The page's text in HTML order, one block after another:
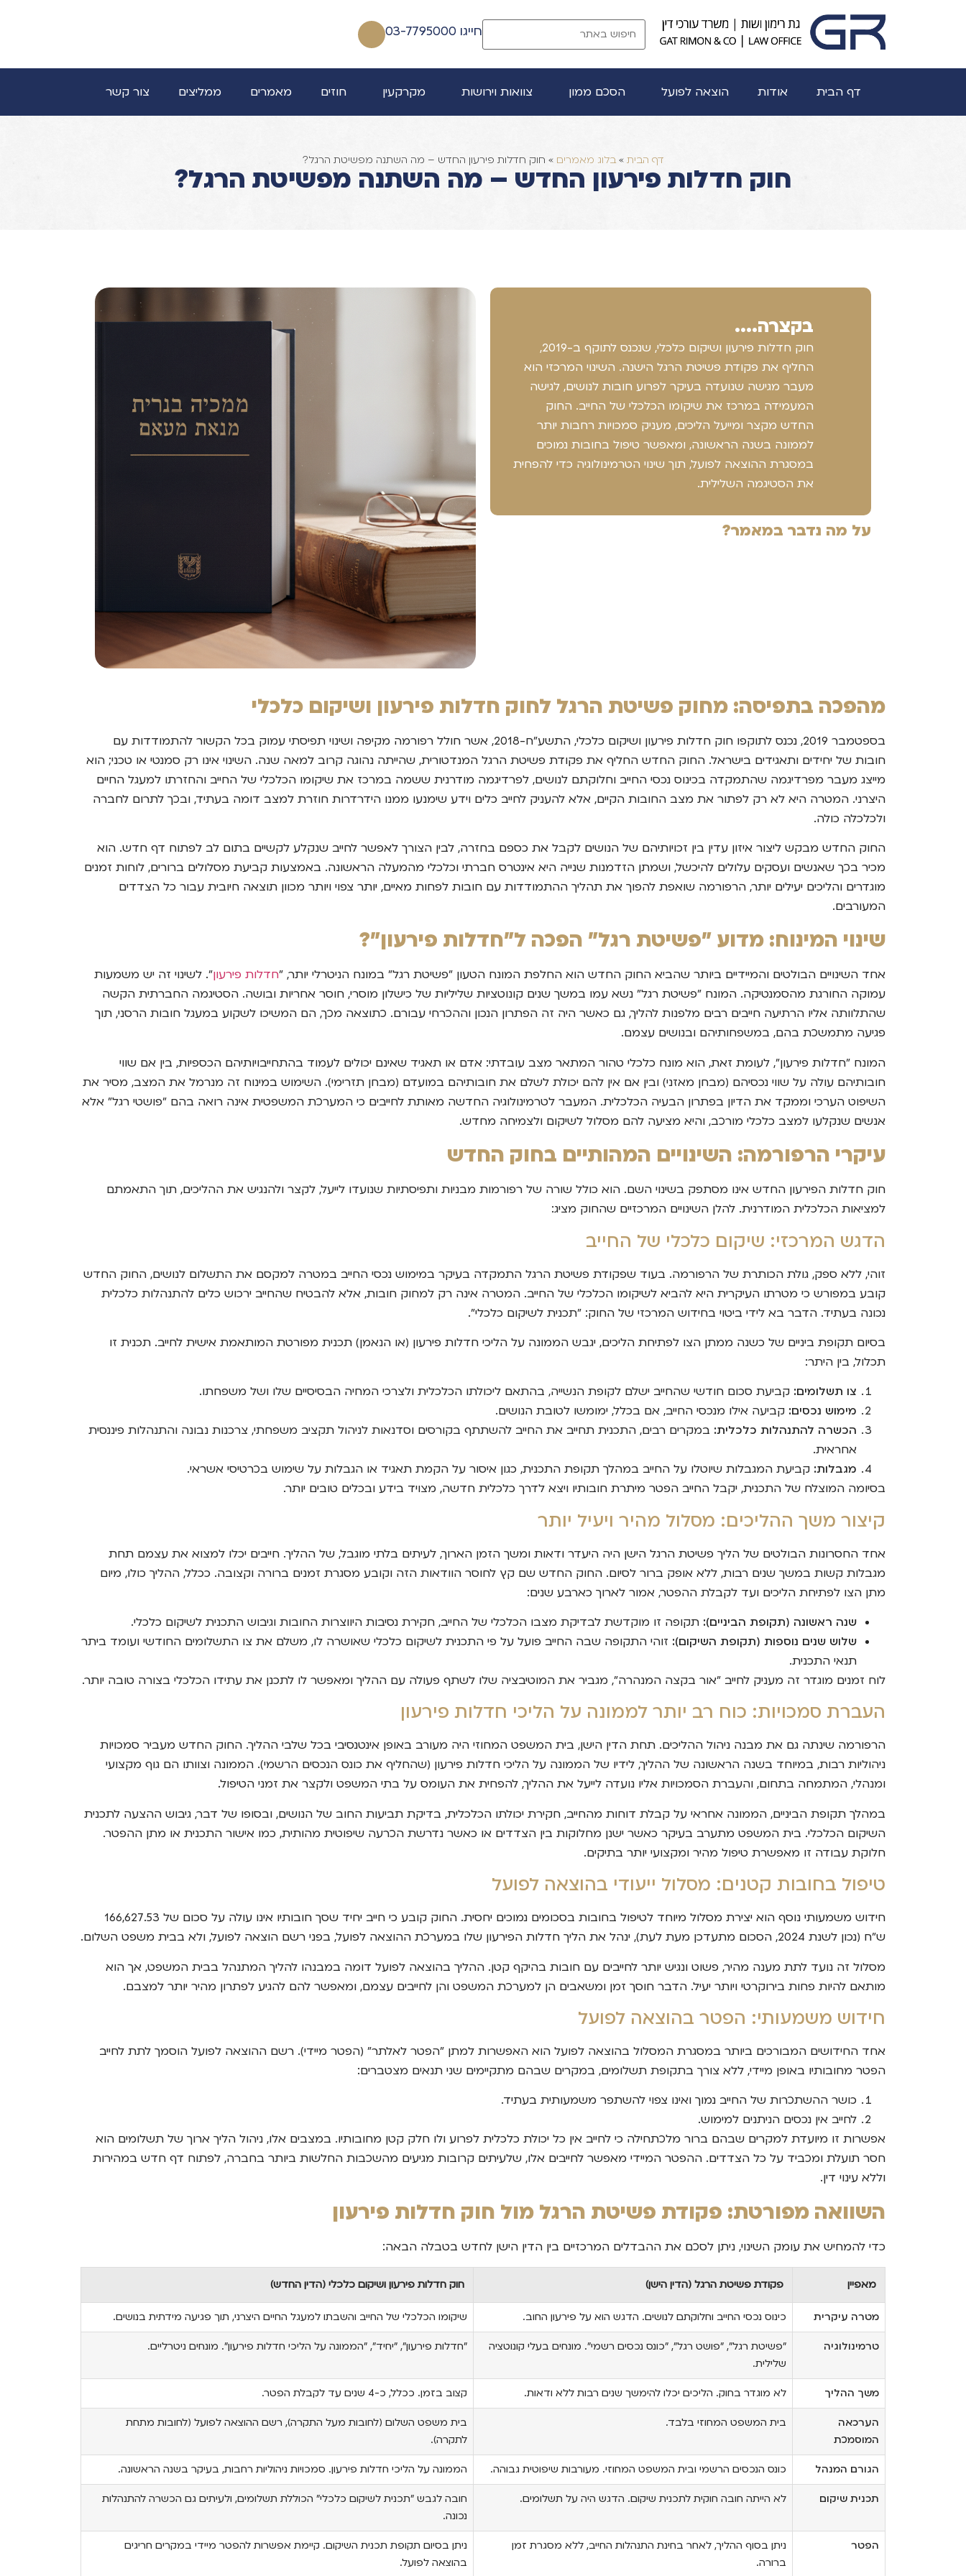
חייגו 03-7795000
דף הבית אודות הוצאה לפועל הסכם ממון צוואות וירושות מקרקעין חוזים מאמרים ממליצים צור קשר
דף הבית »בלוג מאמרים » חוק חדלות פירעון החדש – מה השתנה מפשיטת הרגל?
חוק חדלות פירעון החדש – מה השתנה מפשיטת הרגל?
בקצרה....
חוק חדלות פירעון ושיקום כלכלי, שנכנס לתוקף ב-2019,
החליף את פקודת פשיטת הרגל הישנה. השינוי המרכזי הוא
מעבר מגישה שנועדה בעיקר לפרוע חובות לנושים, לגישה
המעמידה במרכז את שיקומו הכלכלי של החייב. החוק
החדש מקצר ומייעל הליכים, מעניק סמכויות רחבות יותר
לממונה בשנה הראשונה, ומאפשר טיפול בחובות נמוכים
במסגרת ההוצאה לפועל, תוך שינוי הטרמינולוגיה כדי להפחית
את הסטיגמה השלילית.
על מה נדבר במאמר?
מהפכה בתפיסה: מחוק פשיטת הרגל לחוק חדלות פירעון ושיקום כלכלי
בספטמבר 2019, נכנס לתוקפו חוק חדלות פירעון ושיקום כלכלי, התשע"ח-2018, אשר חולל רפורמה מקיפה ושינוי תפיסתי עמוק בכל הקשור להתמודדות עם
חובות של יחידים ותאגידים בישראל. החוק החדש החליף את פקודת פשיטת הרגל המנדטורית, שהייתה נהוגה קרוב למאה שנה. השינוי אינו רק סמנטי או טכני; הוא
מייצג מעבר מפרדיגמה שהתמקדה בכינוס נכסי החייב וחלוקתם לנושים, לפרדיגמה מודרנית ששמה במרכז את שיקומו הכלכלי של החייב והחזרתו למעגל החיים
היצרני. המטרה היא לא רק לפתור את מצב החובות הקיים, אלא להעניק לחייב כלים וידע שימנעו ממנו הידרדרות חוזרת למצב דומה בעתיד, ובכך לתרום לחברה
ולכלכלה כולה.
החוק החדש מבקש ליצור איזון עדין בין זכויותיהם של הנושים לקבל את כספם בחזרה, לבין הצורך לאפשר לחייב שנקלע לקשיים בתום לב לפתוח דף חדש. הוא
מכיר בכך שאנשים ועסקים עלולים להיכשל, ושמתן הזדמנות שנייה היא אינטרס חברתי וכלכלי מהמעלה הראשונה. באמצעות קביעת מסלולים ברורים, לוחות זמנים
מוגדרים והליכים יעילים יותר, הרפורמה שואפת להפוך את תהליך ההתמודדות עם חובות לפחות מאיים, יותר צפוי ויותר מכוון תוצאה חיובית עבור כל הצדדים
המעורבים.
שינוי המינוח: מדוע "פשיטת רגל" הפכה ל"חדלות פירעון"?
אחד השינויים הבולטים והמיידיים ביותר שהביא החוק החדש הוא החלפת המונח הטעון "פשיטת רגל" במונח הניטרלי יותר, "חדלות פירעון". לשינוי זה יש משמעות
עמוקה החורגת מהסמנטיקה. המונח "פשיטת רגל" נשא עמו במשך שנים קונוטציות שליליות של כישלון מוסרי, חוסר אחריות ובושה. הסטיגמה החברתית הקשה
שהתלוותה אליו הרתיעה חייבים רבים מלפנות להליך, גם כאשר היה זה הפתרון הנכון וההכרחי עבורם. כתוצאה מכך, הם המשיכו לשקוע במעגל חובות הרסני, תוך
פגיעה מתמשכת בהם, במשפחותיהם ובנושים עצמם.
המונח "חדלות פירעון", לעומת זאת, הוא מונח כלכלי טהור המתאר מצב עובדתי: אדם או תאגיד שאינם יכולים לעמוד בהתחייבויותיהם הכספיות, בין אם שווי
חובותיהם עולה על שווי נכסיהם (מבחן מאזני) ובין אם אין להם יכולת לשלם את חובותיהם במועדם (מבחן תזרימי). השימוש במינוח זה מנרמל את המצב, מסיר את
השיפוט הערכי וממקד את הדיון בפתרון הבעיה הכלכלית. המעבר לטרמינולוגיה החדשה מאותת לחייבים כי המערכת המשפטית אינה רואה בהם "פושטי רגל" אלא
אנשים שנקלעו למצב כלכלי מורכב, והיא מציעה להם מסלול לשיקום ולצמיחה מחדש.
עיקרי הרפורמה: השינויים המהותיים בחוק החדש
חוק חדלות הפירעון החדש אינו מסתפק בשינוי השם. הוא כולל שורה של רפורמות מבניות ותפיסתיות שנועדו לייעל, לקצר ולהנגיש את ההליכים, תוך התאמתם
למציאות הכלכלית המודרנית. להלן השינויים המרכזיים שהחוק מציג:
הדגש המרכזי: שיקום כלכלי של החייב
זוהי, ללא ספק, גולת הכותרת של הרפורמה. בעוד שפקודת פשיטת הרגל התמקדה בעיקר במימוש נכסי החייב במטרה למקסם את התשלום לנושים, החוק החדש
קובע במפורש כי מטרתו העיקרית היא להביא לשיקומו הכלכלי של החייב. המטרה אינה רק למחוק חובות, אלא להבטיח שהחייב ירכוש כלים להתנהלות כלכלית
נכונה בעתיד. הדבר בא לידי ביטוי בחידוש המרכזי של החוק: "תכנית לשיקום כלכלי".
בסיום תקופת ביניים של כשנה ממתן הצו לפתיחת הליכים, יגבש הממונה על הליכי חדלות פירעון (או הנאמן) תכנית מפורטת המותאמת אישית לחייב. תכנית זו
תכלול, בין היתר:
צו תשלומים: קביעת סכום חודשי שהחייב ישלם לקופת הנשייה, בהתאם ליכולתו הכלכלית ולצרכי המחיה הבסיסיים שלו ושל משפחתו.
מימוש נכסים: קביעה אילו מנכסי החייב, אם בכלל, ימומשו לטובת הנושים.
הכשרה להתנהלות כלכלית: במקרים רבים, התכנית תחייב את החייב להשתתף בקורסים וסדנאות לניהול תקציב משפחתי, צרכנות נבונה והתנהלות פיננסית
אחראית.
מגבלות: קביעת המגבלות שיוטלו על החייב במהלך תקופת התכנית, כגון איסור על הקמת תאגיד או הגבלות על שימוש בכרטיסי אשראי.
בסיומה המוצלח של התכנית, יקבל החייב הפטר מיתרת חובותיו ויצא לדרך כלכלית חדשה, מצויד בידע ובכלים טובים יותר.
קיצור משך ההליכים: מסלול מהיר ויעיל יותר
אחד החסרונות הבולטים של הליך פשיטת הרגל הישן היה היעדר ודאות ומשך הזמן הארוך, לעיתים בלתי מוגבל, של ההליך. חייבים יכלו למצוא את עצמם תחת
מגבלות קשות במשך שנים רבות, ללא אופק ברור לסיום. החוק החדש שם קץ לחוסר הוודאות הזה וקובע מסגרת זמנים ברורה וקצובה. ככלל, ההליך כולו, מיום
מתן הצו לפתיחת הליכים ועד לקבלת ההפטר, אמור לארוך כארבע שנים:
שנה ראשונה (תקופת הביניים): תקופה זו מוקדשת לבדיקת מצבו הכלכלי של החייב, חקירת נסיבות היווצרות החובות וגיבוש התכנית לשיקום כלכלי.
שלוש שנים נוספות (תקופת השיקום): זוהי התקופה שבה החייב פועל על פי התכנית לשיקום כלכלי שאושרה לו, משלם את צו התשלומים החודשי ועומד ביתר
תנאי התכנית.
לוח זמנים מוגדר זה מעניק לחייב "אור בקצה המנהרה", מגביר את המוטיבציה שלו לשתף פעולה עם ההליך ומאפשר לו לתכנן את עתידו הכלכלי בצורה טובה יותר.
העברת סמכויות: כוח רב יותר לממונה על הליכי חדלות פירעון
הרפורמה שינתה גם את מבנה ניהול ההליכים. תחת הדין הישן, בית המשפט המחוזי היה מעורב באופן אינטנסיבי בכל שלבי ההליך. החוק החדש מעביר סמכויות
ניהוליות רבות, במיוחד בשנה הראשונה של ההליך, לידיו של הממונה על הליכי חדלות פירעון (שהחליף את כונס הנכסים הרשמי). הממונה וצוותו הם גוף מקצועי
ומנהלי, המתמחה בתחום, והעברת הסמכויות אליו נועדה לייעל את ההליך, להפחית את העומס על בתי המשפט ולקצר את זמני הטיפול.
במהלך תקופת הביניים, הממונה אחראי על קבלת דוחות מהחייב, חקירת יכולתו הכלכלית, בדיקת תביעות החוב של הנושים, ובסופו של דבר, גיבוש ההצעה לתכנית
השיקום הכלכלי. בית המשפט מתערב בעיקר כאשר ישנן מחלוקות בין הצדדים או כאשר נדרשת הכרעה שיפוטית מהותית, כמו אישור התכנית או מתן ההפטר.
חלוקת עבודה זו מאפשרת טיפול מהיר ומקצועי יותר בתיקים.
טיפול בחובות קטנים: מסלול ייעודי בהוצאה לפועל
חידוש משמעותי נוסף הוא יצירת מסלול מיוחד לטיפול בחובות בסכומים נמוכים יחסית. החוק קובע כי חייב יחיד שסך חובותיו אינו עולה על סכום של 166,627.53
ש"ח (נכון לשנת 2024, הסכום מתעדכן מעת לעת), ינהל את הליך חדלות הפירעון שלו במערכת ההוצאה לפועל, בפני רשם הוצאה לפועל, ולא בבית משפט השלום.
מסלול זה נועד לתת מענה מהיר, פשוט ונגיש יותר לחייבים עם חובות בהיקף קטן. ההליך בהוצאה לפועל דומה במבנהו להליך המתנהל בבית המשפט, אך הוא
מותאם להיות פחות בירוקרטי ויותר יעיל. הדבר חוסך זמן ומשאבים הן למערכת המשפט והן לחייבים עצמם, ומאפשר להם להגיע לפתרון מהיר יותר למצבם.
חידוש משמעותי: הפטר בהוצאה לפועל
אחד החידושים המבורכים ביותר במסגרת המסלול בהוצאה לפועל הוא האפשרות למתן "הפטר לאלתר" (הפטר מיידי). רשם ההוצאה לפועל הוסמך לתת לחייב
הפטר מחובותיו באופן מיידי, ללא צורך בתקופת תשלומים, במקרים שבהם מתקיימים שני תנאים מצטברים:
כושר ההשתכרות של החייב נמוך ואינו צפוי להשתפר משמעותית בעתיד.
לחייב אין נכסים הניתנים למימוש.
אפשרות זו מיועדת למקרים שבהם ברור מלכתחילה כי לחייב אין כל יכולת כלכלית לפרוע ולו חלק קטן מחובותיו. במצבים אלו, ניהול הליך ארוך של תשלומים הוא
חסר תועלת ומכביד על כל הצדדים. ההפטר המיידי מאפשר לחייבים אלו, שלעיתים קרובות מגיעים מהשכבות החלשות ביותר בחברה, לפתוח דף חדש במהירות
וללא עינוי דין.
השוואה מפורטת: פקודת פשיטת הרגל מול חוק חדלות פירעון
כדי להמחיש את עומק השינוי, ניתן לסכם את ההבדלים המרכזיים בין הדין הישן לחדש בטבלה הבאה:
מאפיין פקודת פשיטת הרגל (הדין הישן) חוק חדלות פירעון ושיקום כלכלי (הדין החדש)
מטרה עיקרית כינוס נכסי החייב וחלוקתם לנושים. הדגש הוא על פירעון החוב. שיקומו הכלכלי של החייב והשבתו למעגל החיים היצרני, תוך פגיעה מידתית בנושים.
טרמינולוגיה
"פשיטת רגל", "פושט רגל", "כונס נכסים רשמי". מונחים בעלי קונוטציה
שלילית.
"חדלות פירעון", "יחיד", "הממונה על הליכי חדלות פירעון". מונחים ניטרליים.
משך ההליך לא מוגדר בחוק. הליכים יכלו להימשך שנים רבות ללא ודאות. קצוב בזמן. ככלל, כ-4 שנים עד לקבלת הפטר.
הערכאה
המוסמכת
בית המשפט המחוזי בלבד.
בית משפט השלום (לחובות מעל התקרה), רשם ההוצאה לפועל (לחובות מתחת
לתקרה).
הגורם המנהל כונס הנכסים הרשמי ובית המשפט המחוזי. מעורבות שיפוטית גבוהה. הממונה על הליכי חדלות פירעון. סמכויות ניהוליות רחבות, בעיקר בשנה הראשונה.
תכנית שיקום לא הייתה חובה חוקית לתכנית שיקום. הדגש היה על תשלומים.
חובה לגבש "תכנית לשיקום כלכלי" הכוללת תשלומים, ולעיתים גם הכשרה להתנהלות
נכונה.
הפטר
ניתן בסוף ההליך, לאחר בחינת התנהלות החייב, ללא מסגרת זמן
ברורה.
ניתן בסיום תקופת תכנית השיקום. קיימת אפשרות להפטר מיידי במקרים חריגים
בהוצאה לפועל.